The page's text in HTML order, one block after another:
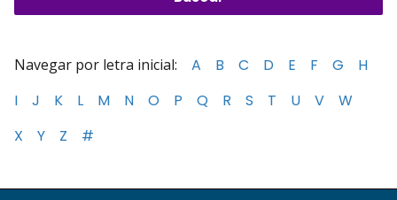
Navegar por letra inicial: A B C D E F G
H
I
J K L M N O P Q R S T U V
W
X
Y Z #